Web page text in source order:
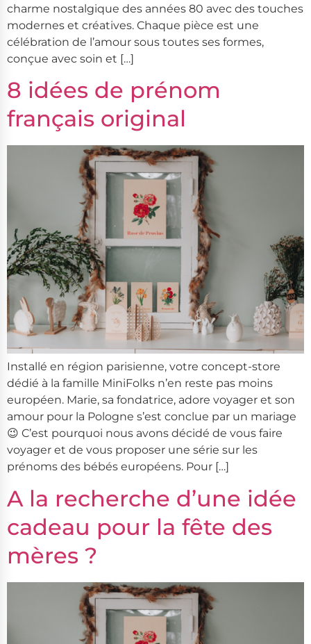
charme nostalgique des années 80 avec des touches
modernes et créatives. Chaque pièce est une
célébration de l’amour sous toutes ses formes,
conçue avec soin et […]
8 idées de prénom
français original
Installé en région parisienne, votre concept-store
dédié à la famille MiniFolks n’en reste pas moins
européen. Marie, sa fondatrice, adore voyager et son
amour pour la Pologne s’est conclue par un mariage
😉 C’est pourquoi nous avons décidé de vous faire
voyager et de vous proposer une série sur les
prénoms des bébés européens. Pour […]
A la recherche d’une idée
cadeau pour la fête des
mères ?